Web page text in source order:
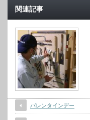
関連記事
バレンタインデー